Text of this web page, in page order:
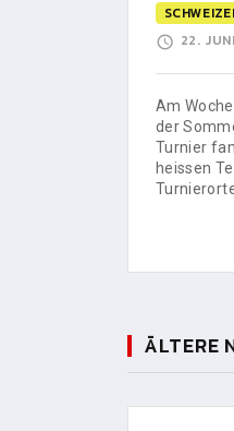
22.
Am
der
Turnier
heissen
ÄLTERE